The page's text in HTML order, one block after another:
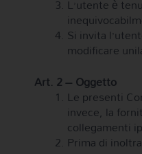
L’utente è
Si invita
modificare
Art. 2 – Oggetto
Le presenti
invece, la
collegamenti
Prima di